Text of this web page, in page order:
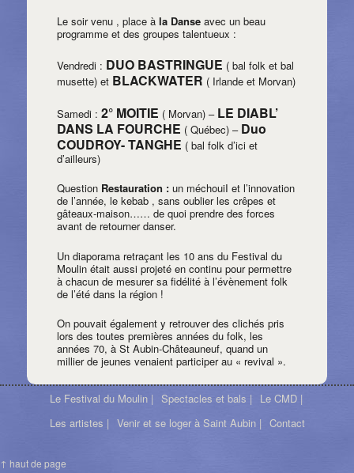
Le soir venu , place àla Danse avec un beau
programme et des groupes talentueux :
Vendredi : DUO BASTRINGUE ( bal folk et bal
musette) et BLACKWATER ( Irlande et Morvan)
Samedi :2° MOITIE ( Morvan) – LE DIABL’
DANS LA FOURCHE ( Québec) – Duo
COUDROY- TANGHE ( bal folk d’ici et
d’ailleurs)
Question Restauration :un méchouiI et l’innovation
de l’année, le kebab , sans oublier les crêpes et
gâteaux-maison…… de quoi prendre des forces
avant de retourner danser.
Un diaporama retraçant les 10 ans du Festival du
Moulin était aussi projeté en continu pour permettre
à chacun de mesurer sa fidélité à l’évènement folk
de l’été dans la région !
On pouvait également y retrouver des clichés pris
lors des toutes premières années du folk, les
années 70, à St Aubin-Châteauneuf, quand un
millier de jeunes venaient participer au « revival ».
Le Festival du Moulin | Spectacles et bals |
Le CMD |
Les artistes | Venir et se loger à Saint Aubin | Contact
↑ haut de page